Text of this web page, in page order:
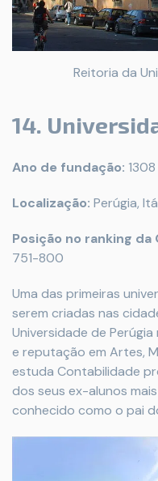
Reitoria da
14.
Ano de fundação: 1308
Localização: Perúgia,
Posição no ranking da
751-800
Uma das primeiras
serem criadas nas
Universidade de
e reputação em Artes,
estuda Contabilidade
dos seus ex-alunos
conhecido como o pai